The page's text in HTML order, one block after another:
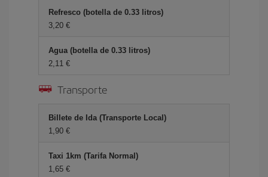
Refresco (botella de 0.33 litros)
3,20 €
Agua (botella de 0.33 litros)
2,11 €
Transporte
Billete de Ida (Transporte Local)
1,90 €
Taxi 1km (Tarifa Normal)
1,65 €